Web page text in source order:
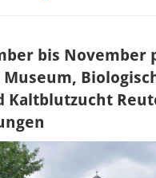
bis November
Museum,
Kaltblutzucht